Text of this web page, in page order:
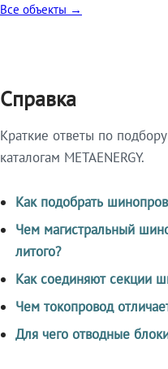
Все объекты →
Справка
Краткие ответы по
каталогам METAENERGY.
Как подобрать
Чем магистральный
литого?
Как соединяют секции
Чем токопровод
Для чего отводные